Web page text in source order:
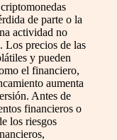
de parte o la
actividad no
Los precios de las
y pueden
el financiero,
aumenta
Antes de
financieros o
los riesgos